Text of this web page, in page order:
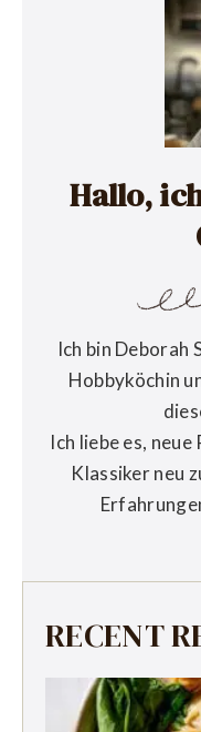
Hallo,
Ich bin Deborah
Hobbyköchin
Ich liebe es,
Klassiker neu
RECENT